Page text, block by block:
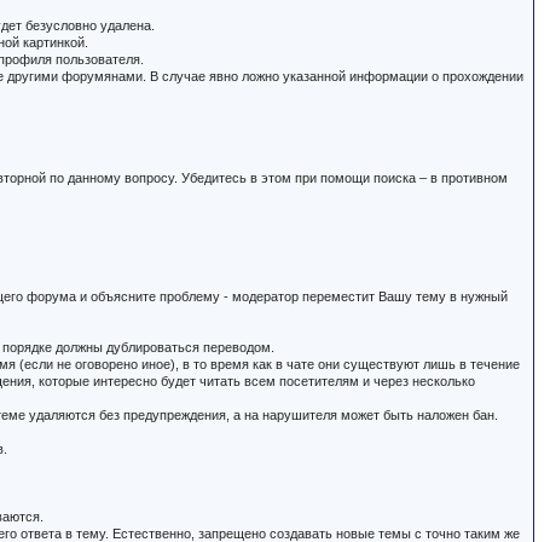
безусловно удалена.
картинкой.
пользователя.
другими форумянами. В случае явно ложно указанной информации о прохождении
по данному вопросу. Убедитесь в этом при помощи поиска – в противном
форума и объясните проблему - модератор переместит Вашу тему в нужный
должны дублироваться переводом.
не оговорено иное), в то время как в чате они существуют лишь в течение
которые интересно будет читать всем посетителям и через несколько
удаляются без предупреждения, а на нарушителя может быть наложен бан.
ответа в тему. Естественно, запрещено создавать новые темы с точно таким же